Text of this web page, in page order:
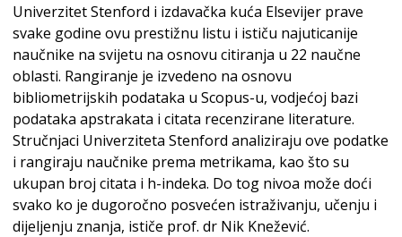
Univerzitet Stenford i izdavačka kuća Elsevijer prave
svake godine ovu prestižnu listu i ističu najuticanije
naučnike na svijetu na osnovu citiranja u 22 naučne
oblasti. Rangiranje je izvedeno na osnovu
bibliometrijskih podataka u Scopus-u, vodjećoj bazi
podataka apstrakata i citata recenzirane literature.
Stručnjaci Univerziteta Stenford analiziraju ove podatke
i rangiraju naučnike prema metrikama, kao što su
ukupan broj citata i h-indeka. Do tog nivoa može doći
svako ko je dugoročno posvećen istraživanju, učenju i
dijeljenju znanja, ističe prof. dr Nik Knežević.